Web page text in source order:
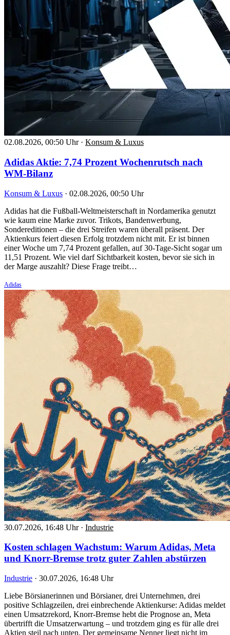
02.08.2026, 00:50 Uhr · Konsum & Luxus
Adidas Aktie: 7,74 Prozent Wochenrutsch nach
WM-Bilanz
Konsum & Luxus · 02.08.2026, 00:50 Uhr
Adidas hat die Fußball-Weltmeisterschaft in Nordamerika genutzt
wie kaum eine Marke zuvor. Trikots, Bandenwerbung,
Sondereditionen – die drei Streifen waren überall präsent. Der
Aktienkurs feiert diesen Erfolg trotzdem nicht mit. Er ist binnen
einer Woche um 7,74 Prozent gefallen, auf 30-Tage-Sicht sogar um
11,51 Prozent. Wie viel darf Sichtbarkeit kosten, bevor sie sich in
der Marge auszahlt? Diese Frage treibt…
Adidas
30.07.2026, 16:48 Uhr · Industrie
Kosten schlagen Wachstum: Warum Adidas, Meta
und Knorr-Bremse trotz guter Zahlen abstürzen
Industrie · 30.07.2026, 16:48 Uhr
Liebe Börsianerinnen und Börsianer, drei Unternehmen, drei
positive Schlagzeilen, drei einbrechende Aktienkurse: Adidas meldet
einen Umsatzrekord, Knorr-Bremse hebt die Prognose an, Meta
übertrifft die Umsatzerwartung – und trotzdem ging es für alle drei
Aktien steil nach unten. Der gemeinsame Nenner liegt nicht im